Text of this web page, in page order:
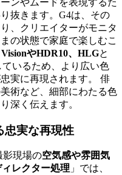
抜きます。G4は、その
、クリエイターがモニタ
の状態で家庭で楽しむこ
やHDR10、HLGと
いるため、より広い色
実に再現されます。 俳
術など、細部にわたる色
深く伝えます。
忠実な再現性
影現場の空気感や雰囲気
レクター処理 」では、